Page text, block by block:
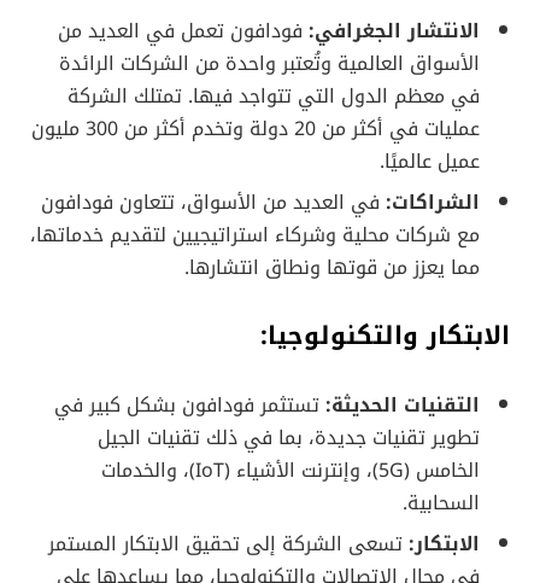
الانتشار الجغرافي: فودافون تعمل في العديد من
الأسواق العالمية وتُعتبر واحدة من الشركات الرائدة
في معظم الدول التي تتواجد فيها. تمتلك الشركة
عمليات في أكثر من 20 دولة وتخدم أكثر من 300 مليون
عميل عالميًا.
الشراكات: في العديد من الأسواق، تتعاون فودافون
مع شركات محلية وشركاء استراتيجيين لتقديم خدماتها،
مما يعزز من قوتها ونطاق انتشارها.
الابتكار والتكنولوجيا:
التقنيات الحديثة: تستثمر فودافون بشكل كبير في
تطوير تقنيات جديدة، بما في ذلك تقنيات الجيل
الخامس (5G)، وإنترنت الأشياء (IoT)، والخدمات
السحابية.
الابتكار: تسعى الشركة إلى تحقيق الابتكار المستمر